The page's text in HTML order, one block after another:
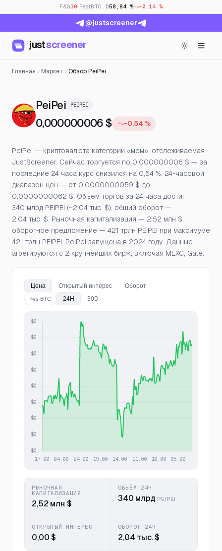
F&G30· FearBTC.D58,84 % -0,14 %
@justscreener
justscreener
Главная Маркет Обзор PeiPei
PeiPei— Цена, открытый интерес и
PEIPEI
0,000000006 $ -0,54 %
PeiPei — криптовалюта категории «мем», отслеживаемая
JustScreener. Сейчас торгуется по 0,000000006 $ — за
последние 24 часа курс снизился на 0,54 %. 24-часовой
диапазон цен — от 0,0000000059 $ до
0,0000000062 $. Объём торгов за 24 часа достиг
340 млрд PEIPEI (~2,04 тыс. $), общий оборот —
2,04 тыс. $. Рыночная капитализация — 2,52 млн $,
оборотное предложение — 421 трлн PEIPEI при максимуме
421 трлн PEIPEI. PeiPei запущена в 2024 году. Данные
агрегируются с 2 крупнейших бирж, включая MEXC, Gate.
Цена Открытый интерес Оборот
vs BTC 24H 30D
РЫНОЧНАЯ
КАПИТАЛИЗАЦИЯ
2,52 млн $
ОБЪЁМ 24Ч
340 млрд PEIPEI
ОТКРЫТЫЙ ИНТЕРЕС
0,00 $
ОБОРОТ 24Ч
2,04 тыс. $